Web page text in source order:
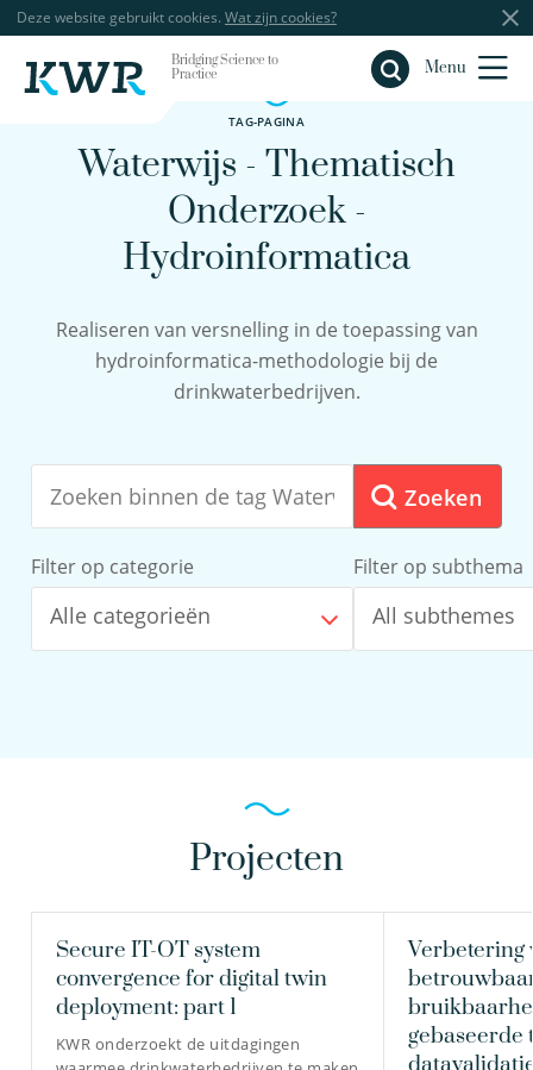
Deze website gebruikt cookies. Wat zijn cookies?
Bridging Science to
Practice
Menu
Sluiten
TAG-PAGINA
Waterwijs - Thematisch
Onderzoek -
Hydroinformatica
Realiseren van versnelling in de toepassing van
hydroinformatica-methodologie bij de
drinkwaterbedrijven.
Zoeken
Filter op categorie
Alle categorieën
Filter op subthema
All subthemes
Projecten
Secure IT-OT system
convergence for digital twin
deployment: part 1
KWR onderzoekt de uitdagingen
Verbetering
gebaseerde